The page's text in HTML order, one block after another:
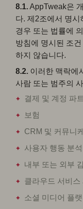
8.1.AppTweak은
다. 제2조에서 명
경우 또는 법률에
방침에 명시된 조
하지 않습니다.
8.2. 이러한 맥락에
사람 또는 범주의
결제 및 계정 파
보험
CRM 및 커뮤니
사용자 행동 분
내부 또는 외부
클라우드 서비스
소셜 미디어 플